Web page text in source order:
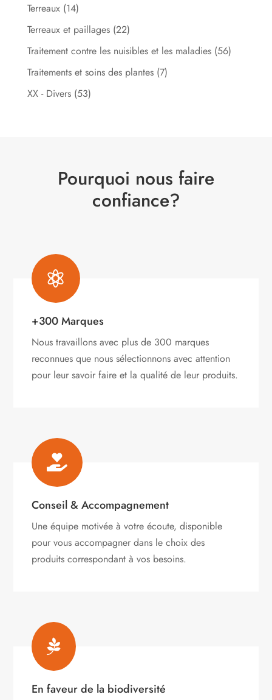
Terreaux (14)
Terreaux et paillages (22)
Traitement contre les nuisibles et les maladies (56)
Traitements et soins des plantes (7)
XX - Divers (53)
Pourquoi nous faire
confiance?

+300 Marques
Nous travaillons avec plus de 300 marques
reconnues que nous sélectionnons avec attention
pour leur savoir faire et la qualité de leur produits.

Conseil & Accompagnement
Une équipe motivée à votre écoute, disponible
pour vous accompagner dans le choix des
produits correspondant à vos besoins.

En faveur de la biodiversité